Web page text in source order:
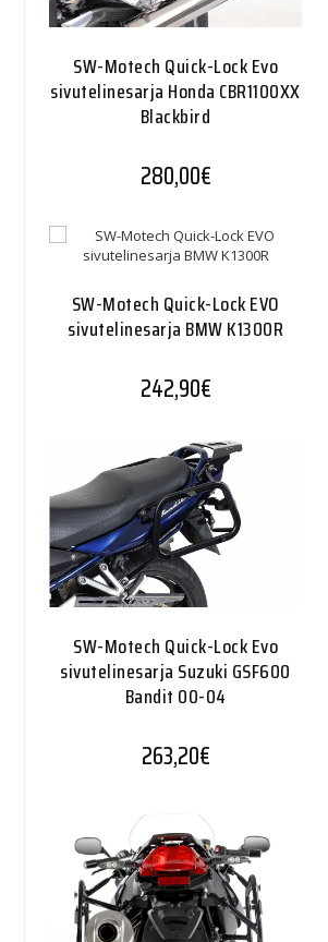
SW-Motech Quick-Lock Evo
sivutelinesarja Honda CBR1100XX
Blackbird
280,00€
SW-Motech Quick-Lock EVO
sivutelinesarja BMW K1300R
242,90€
SW-Motech Quick-Lock Evo
sivutelinesarja Suzuki GSF600
Bandit 00-04
263,20€